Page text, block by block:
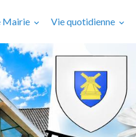
Mairie Vie quotidienne